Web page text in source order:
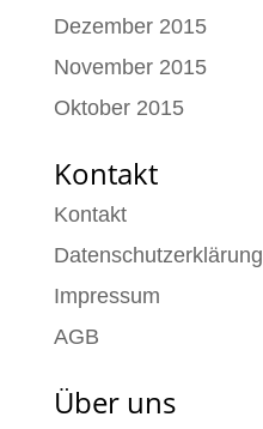
Dezember 2015
November 2015
Oktober 2015
Kontakt
Kontakt
Datenschutzerklärung
Impressum
AGB
Über uns